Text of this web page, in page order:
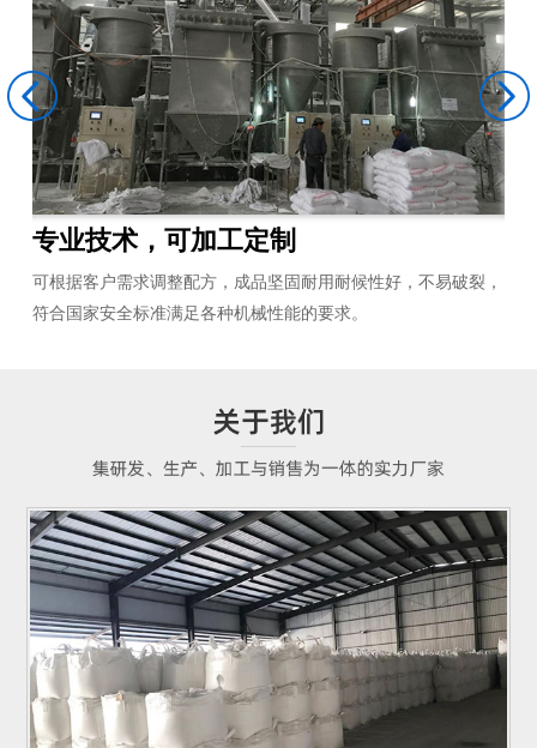
专业技术，可加工定制
可根据客户需求调整配方，成品坚固耐用耐候性好，不易破裂，
符合国家安全标准满足各种机械性能的要求。